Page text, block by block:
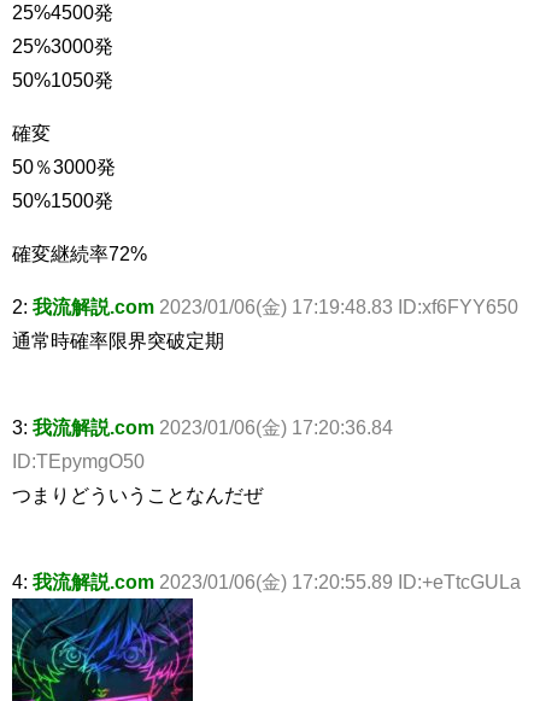
25%4500発
25%3000発
50%1050発
確変
50％3000発
50%1500発
確変継続率72%
2: 我流解説.com 2023/01/06(金) 17:19:48.83 ID:xf6FYY650
通常時確率限界突破定期
3: 我流解説.com 2023/01/06(金) 17:20:36.84
ID:TEpymgO50
つまりどういうことなんだぜ
4: 我流解説.com 2023/01/06(金) 17:20:55.89 ID:+eTtcGULa